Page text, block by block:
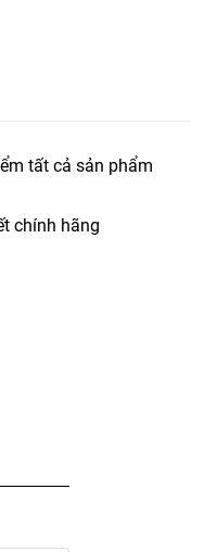
tất cả sản phẩm
chính hãng